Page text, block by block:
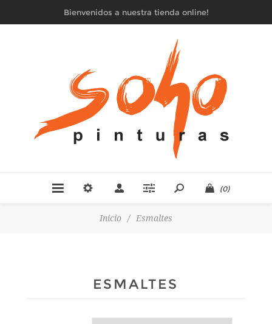
Bienvenidos a nuestra tienda online!
(0)
Inicio / Esmaltes
ESMALTES